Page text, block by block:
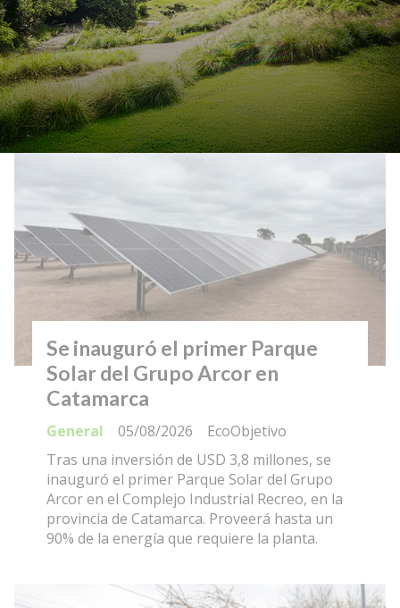
La Provincia y la Nación coordinaron
estrategias de prevención, planificación y
respuesta. El próximo lunes se firmará un
convenio para fortalecer la prevención y el
monitoreo de incendios forestales.
Se inauguró el primer Parque
Solar del Grupo Arcor en
Catamarca
EcoObjetivo
General
05/08/2026
Tras una inversión de USD 3,8 millones, se
inauguró el primer Parque Solar del Grupo
Arcor en el Complejo Industrial Recreo, en la
provincia de Catamarca. Proveerá hasta un
90% de la energía que requiere la planta.